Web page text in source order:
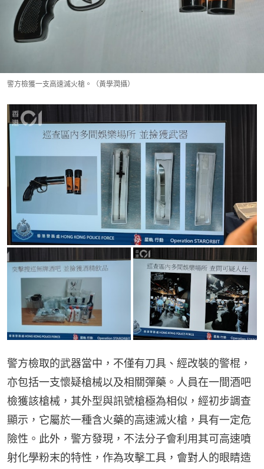
警方檢獲一支高速滅火槍。（黃學潤攝）
警方檢取的武器當中，不僅有刀具、經改裝的警棍，
亦包括一支懷疑槍械以及相關彈藥。人員在一間酒吧
檢獲該槍械，其外型與訊號槍極為相似，經初步調查
顯示，它屬於一種含火藥的高速滅火槍，具有一定危
險性。此外，警方發現，不法分子會利用其可高速噴
射化學粉末的特性，作為攻擊工具，會對人的眼睛造